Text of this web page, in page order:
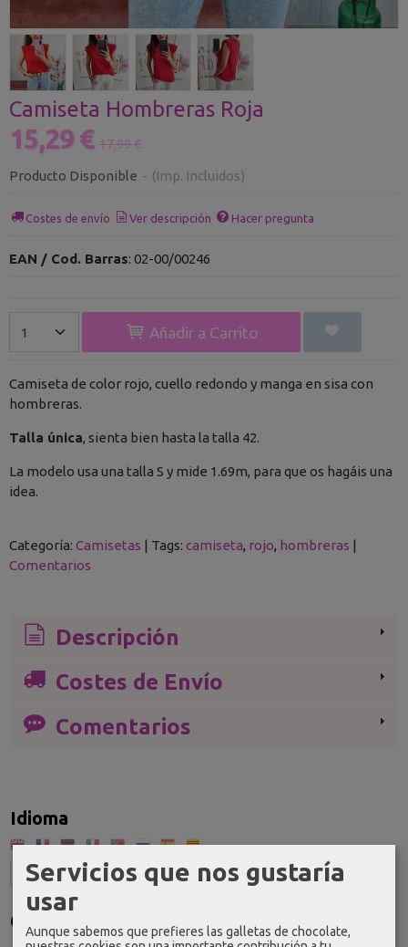
Idioma
Costes de Envío
Camiseta Hombreras Roja
15,29 € 17,99 €
Producto Disponible - (Imp. Incluidos)
Costes de envío Ver descripción Hacer pregunta
EAN / Cod. Barras: 02-00/00246
Añadir a Carrito
Camiseta de color rojo, cuello redondo y manga en sisa con
hombreras.
Talla única, sienta bien hasta la talla 42.
La modelo usa una talla S y mide 1.69m, para que os hagáis una
idea.
Categoría: Camisetas | Tags: camiseta rojo hombreras |
Comentarios
Descripción
Costes de Envío
Comentarios
Servicios que nos gustaría
usar
Aunque sabemos que prefieres las galletas de chocolate,